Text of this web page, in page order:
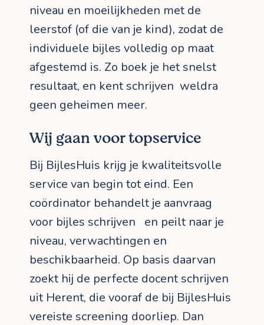
niveau en moeilijkheden met de
leerstof (of die van je kind), zodat de
individuele bijles volledig op maat
afgestemd is. Zo boek je het snelst
resultaat, en kent schrijven weldra
geen geheimen meer.
Wij gaan voor topservice
Bij BijlesHuis krijg je kwaliteitsvolle
service van begin tot eind. Een
coördinator behandelt je aanvraag
voor bijles schrijven en peilt naar je
niveau, verwachtingen en
beschikbaarheid. Op basis daarvan
zoekt hij de perfecte docent schrijven
uit Herent, die vooraf de bij BijlesHuis
vereiste screening doorliep. Dan